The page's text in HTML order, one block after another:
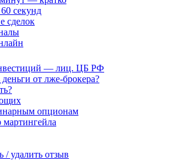
секунд
сделок
— лиц. ЦБ РФ
от лже-брокера?
опционам
мартингейла
/ удалить отзыв